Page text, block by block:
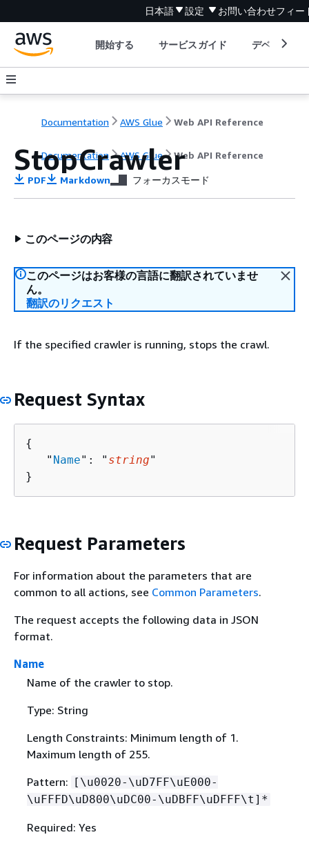
日本語 設定 お問い合わせフィー
開始する サービスガイド デベロッパ
Documentation AWS Glue Web API Reference
Documentation AWS Glue Web API Reference
StopCrawler
PDF Markdown フォーカスモード
このページの内容
このページはお客様の言語に翻訳されていませ
ん。
翻訳のリクエスト
If the specified crawler is running, stops the crawl.
Request Syntax
{
   "
Name": " string"
}
Request Parameters
For information about the parameters that are
common to all actions, see Common Parameters.
The request accepts the following data in JSON
format.
Name
Name of the crawler to stop.
Type: String
Length Constraints: Minimum length of 1.
Maximum length of 255.
Pattern: [\u0020-\uD7FF\uE000-
\uFFFD\uD800\uDC00-\uDBFF\uDFFF\t]*
Required: Yes